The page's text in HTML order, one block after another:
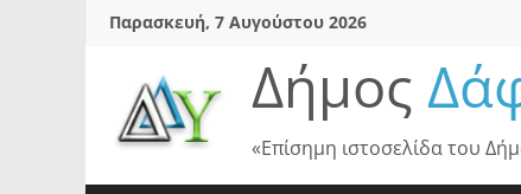
SkipΠαρασκευή, 7 Αυγούστου 2026
Δήμος
«Επίσημη ιστοσελίδα του